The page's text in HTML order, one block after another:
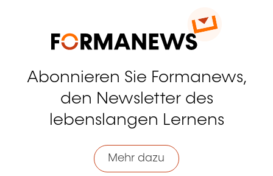
Abonnieren Sie Formanews,
den Newsletter des
lebenslangen Lernens
Mehr dazu